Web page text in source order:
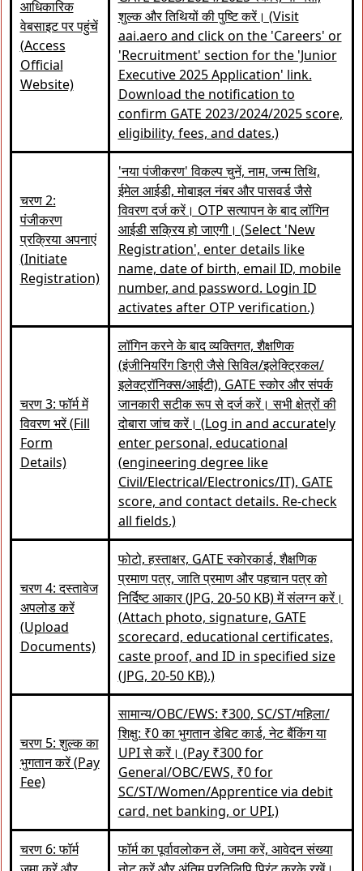
आधिकारिक
वेबसाइट पर पहुंचें
(Access
Official
Website)
शुल्क और तिथियों की पुष्टि करें। (Visit
aai.aero and click on the 'Careers' or
'Recruitment' section for the 'Junior
Executive 2025 Application' link.
Download the notification to
confirm GATE 2023/2024/2025 score,
eligibility, fees, and dates.)
चरण 2:
पंजीकरण
प्रक्रिया अपनाएं
(Initiate
Registration)
'नया पंजीकरण' विकल्प चुनें, नाम, जन्म तिथि,
ईमेल आईडी, मोबाइल नंबर और पासवर्ड जैसे
विवरण दर्ज करें। OTP सत्यापन के बाद लॉगिन
आईडी सक्रिय हो जाएगी। (Select 'New
Registration', enter details like
name, date of birth, email ID, mobile
number, and password. Login ID
activates after OTP verification.)
चरण 3: फॉर्म में
विवरण भरें (Fill
Form
Details)
लॉगिन करने के बाद व्यक्तिगत, शैक्षणिक
(इंजीनियरिंग डिग्री जैसे सिविल/इलेक्ट्रिकल/
इलेक्ट्रॉनिक्स/आईटी), GATE स्कोर और संपर्क
जानकारी सटीक रूप से दर्ज करें। सभी क्षेत्रों की
दोबारा जांच करें। (Log in and accurately
enter personal, educational
(engineering degree like
Civil/Electrical/Electronics/IT), GATE
score, and contact details. Re-check
all fields.)
चरण 4: दस्तावेज
अपलोड करें
(Upload
Documents)
फोटो, हस्ताक्षर, GATE स्कोरकार्ड, शैक्षणिक
प्रमाण पत्र, जाति प्रमाण और पहचान पत्र को
निर्दिष्ट आकार (JPG, 20-50 KB) में संलग्न करें।
(Attach photo, signature, GATE
scorecard, educational certificates,
caste proof, and ID in specified size
(JPG, 20-50 KB).)
चरण 5: शुल्क का
भुगतान करें (Pay
Fee)
सामान्य/OBC/EWS: ₹300, SC/ST/महिला/
शिक्षु: ₹0 का भुगतान डेबिट कार्ड, नेट बैंकिंग या
UPI से करें। (Pay ₹300 for
General/OBC/EWS, ₹0 for
SC/ST/Women/Apprentice via debit
card, net banking, or UPI.)
चरण 6: फॉर्म
फॉर्म का पूर्वावलोकन लें, जमा करें, आवेदन संख्या